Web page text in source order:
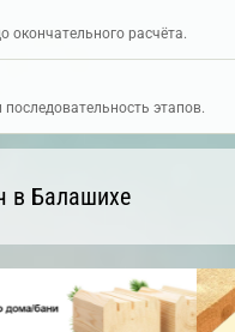
окончательного расчёта.
этапов.
в Балашихе